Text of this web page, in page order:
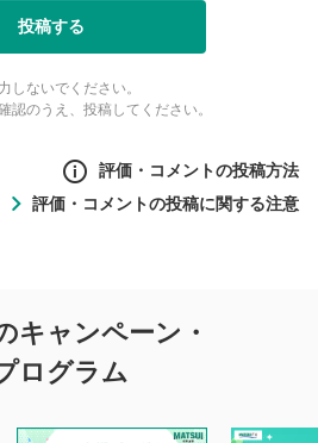
投稿する
しないでください。
認のうえ、投稿してください。
評価・コメントの投稿方法
評価・コメントの投稿に関する注意
関する注意
テンツに、評価およびコメントの
キャンペーン・
ログラム